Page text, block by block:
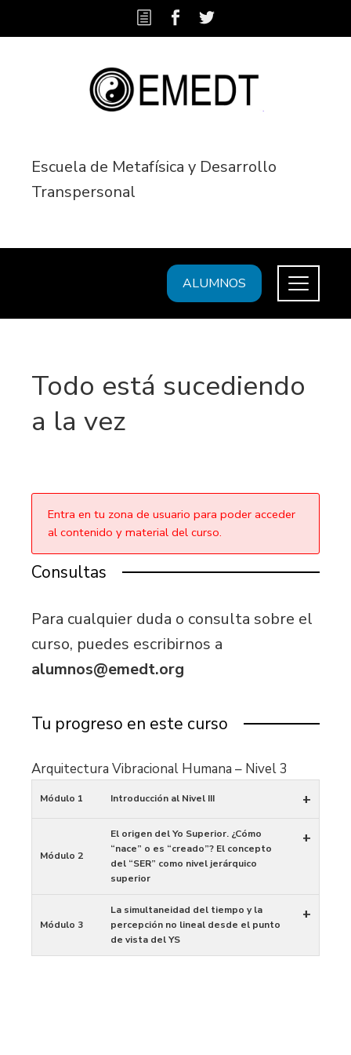
Escuela de Metafísica y Desarrollo
Transpersonal
ALUMNOS
Todo está sucediendo
a la vez
Entra en tu zona de usuario para poder acceder
al contenido y material del curso.
Consultas
Para cualquier duda o consulta sobre el
curso, puedes escribirnos a
alumnos@emedt.org
Tu progreso en este curso
Arquitectura Vibracional Humana – Nivel 3
Módulo 1 Introducción al Nivel III +
Módulo 2
El origen del Yo Superior. ¿Cómo
“nace” o es “creado”? El concepto
del “SER” como nivel jerárquico
superior
+
Módulo 3
La simultaneidad del tiempo y la
percepción no lineal desde el punto
de vista del YS
+